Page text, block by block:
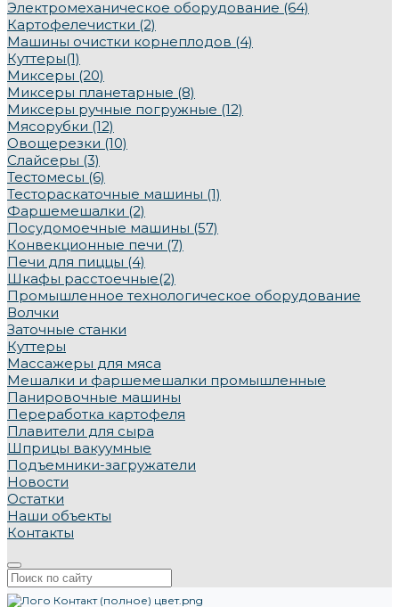
Электромеханическое оборудование (64)
Картофелечистки (2)
Машины очистки корнеплодов (4)
Куттеры(1)
Миксеры (20)
Миксеры планетарные (8)
Миксеры ручные погружные (12)
Мясорубки (12)
Овощерезки (10)
Слайсеры (3)
Тестомесы (6)
Тестораскаточные машины (1)
Фаршемешалки (2)
Посудомоечные машины (57)
Конвекционные печи (7)
Печи для пиццы (4)
Шкафы расстоечные(2)
Промышленное технологическое оборудование
Волчки
Заточные станки
Куттеры
Массажеры для мяса
Мешалки и фаршемешалки промышленные
Панировочные машины
Переработка картофеля
Плавители для сыра
Шприцы вакуумные
Подъемники-загружатели
Новости
Остатки
Наши объекты
Контакты